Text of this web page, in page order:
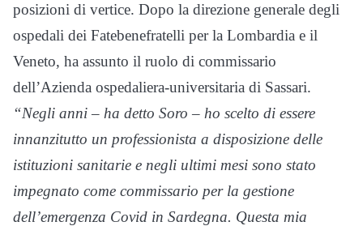
posizioni di vertice. Dopo la direzione generale degli
ospedali dei Fatebenefratelli per la Lombardia e il
Veneto, ha assunto il ruolo di commissario
dell’Azienda ospedaliera-universitaria di Sassari.
“Negli anni – ha detto Soro – ho scelto di essere
innanzitutto un professionista a disposizione delle
istituzioni sanitarie e negli ultimi mesi sono stato
impegnato come commissario per la gestione
dell’emergenza Covid in Sardegna. Questa mia